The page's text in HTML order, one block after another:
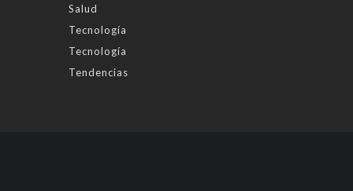
Salud
Tecnología
Tecnología
Tendencias